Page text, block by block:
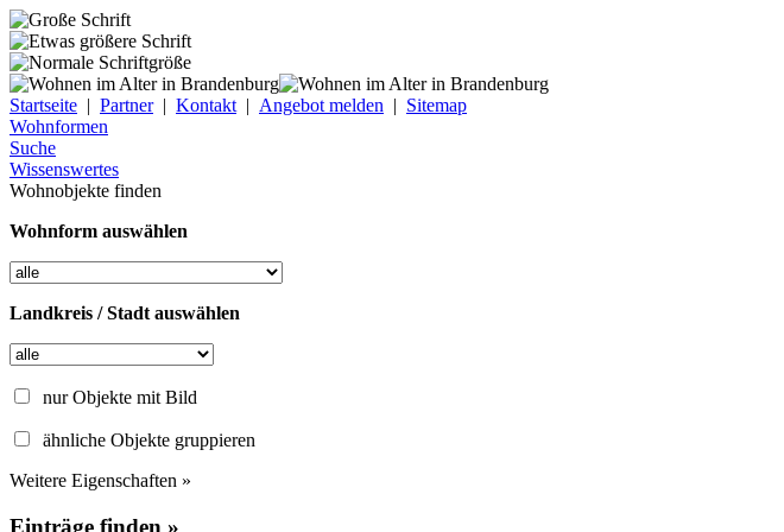
Startseite | Partner| Kontakt | Angebot melden | Sitemap
Wohnformen
Suche
Wissenswertes
Wohnobjekte finden
Wohnform auswählen
Landkreis / Stadt auswählen
nur Objekte mit Bild
ähnliche Objekte gruppieren
Weitere Eigenschaften »
Einträge finden »